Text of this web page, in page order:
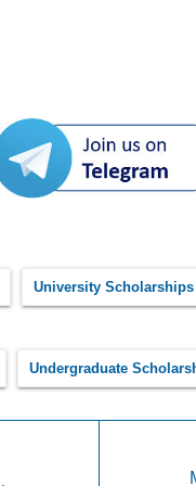
University Scholarships
Undergraduate